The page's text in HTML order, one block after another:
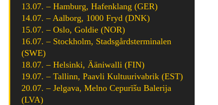
13.07. – Hamburg, Hafenklang (GER)
14.07. – Aalborg, 1000 Fryd (DNK)
15.07. – Oslo, Goldie (NOR)
16.07. – Stockholm, Stadsgårdsterminalen
(SWE)
18.07. – Helsinki, Ääniwalli (FIN)
19.07. – Tallinn, Paavli Kultuurivabrik (EST)
20.07. – Jelgava, Melno Cepurīšu Balerija
(LVA)